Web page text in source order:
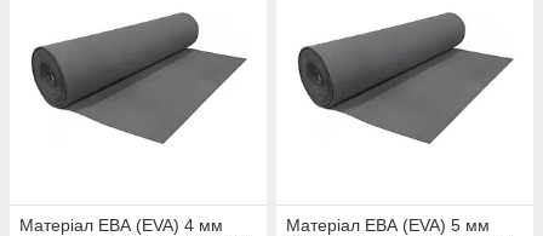
Матеріал ЕВА (EVA) 4 мм
Матеріал ЕВА (EVA) 5 мм